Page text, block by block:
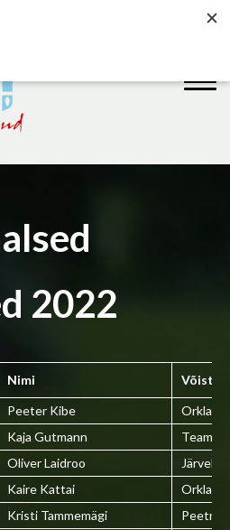
2022
Nimi
Peeter Kibe
Orkla
Kaja Gutmann
Team
Oliver Laidroo
Kaire Kattai
Orkla
Kristi Tammemägi
Peetri